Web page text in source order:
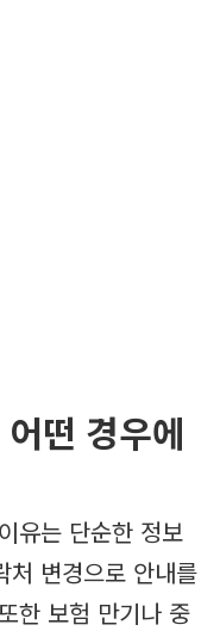
떤 경우에
유는 단순한 정보
처 변경으로 안내를
한 보험 만기나 중